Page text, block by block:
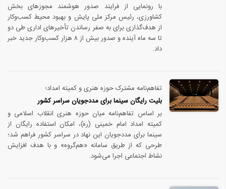
با رونمایی از فرایند صدور هوشمند مجوزهای بخش
کشاورزی، رئیس مرکز ملی پایش و بهبود محیط کسب‌وکار
از هدف‌گذاری برای به صفر رساندن تأخیرهای اداری طی دو
تا سه ماه آینده و صدور بیش از ۸ هزار کسب‌وکار جدید خبر
داد.
تفاهم‌نامه مشترک حوزه هنری و کمیته امداد؛
بلیت رایگان سینما برای مددجویان سراسر کشور
بر اساس تفاهم‌نامه میان حوزه هنری انقلاب اسلامی و
کمیته امداد امام خمینی (ره)، امکان استفاده رایگان از
سینما برای مددجویان این نهاد در سراسر کشور فراهم شد؛
طرحی که از طریق سامانه «هم‌گروه» و با هدف افزایش
نشاط اجتماعی اجرا می‌شود.